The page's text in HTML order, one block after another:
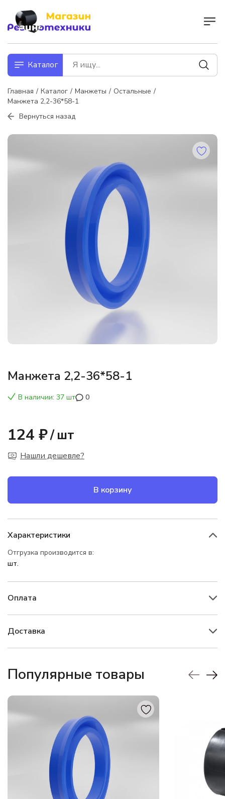
Каталог
Главная Каталог Манжеты
Остальные
Манжета 2,2-36*58-1
Вернуться назад
Манжета 2,2-36*58-1
В наличии: 37 шт 0
124 ₽/ шт
Нашли дешевле?
В корзину
Характеристики
Отгрузка производится в:
шт.
Оплата
Доставка
Популярные товары